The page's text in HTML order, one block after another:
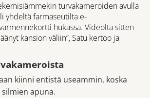
turvakameroiden avulla
yhdeltä farmaseutilta e-
hukassa. Videolta sitten
kansion väliin”, Satu kertoo ja
kiinni entistä useammin, koska
apuna.